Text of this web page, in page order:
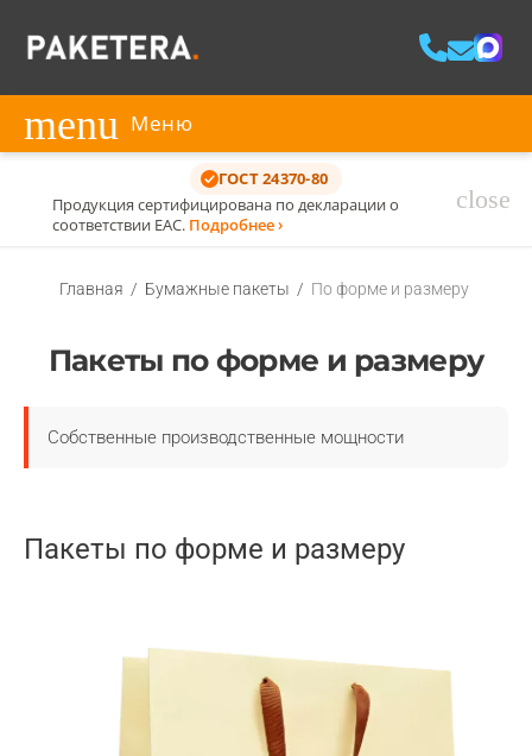
menu Меню
ГОСТ 24370-80
Продукция сертифицирована по декларации о
соответствии ЕАС. Подробнее ›
close
Главная / Бумажные пакеты / По форме и размеру
Пакеты по форме и размеру
Собственные производственные мощности
Пакеты по форме и размеру